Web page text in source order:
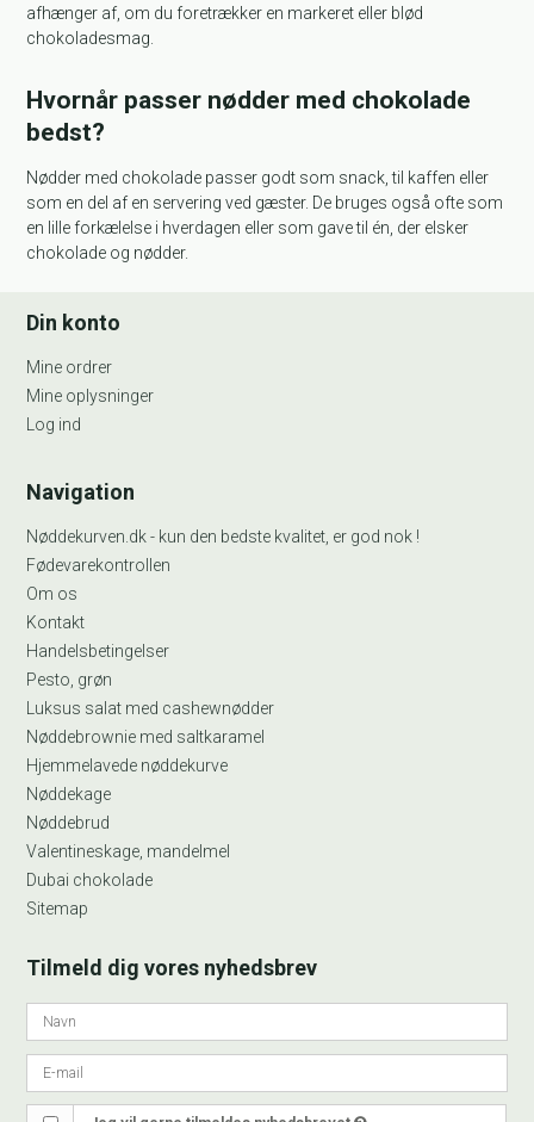
afhænger af, om du foretrækker en markeret eller blød
chokoladesmag.
Hvornår passer nødder med chokolade
bedst?
Nødder med chokolade passer godt som snack, til kaffen eller
som en del af en servering ved gæster. De bruges også ofte som
en lille forkælelse i hverdagen eller som gave til én, der elsker
chokolade og nødder.
Din konto
Mine ordrer
Mine oplysninger
Log ind
Navigation
Nøddekurven.dk - kun den bedste kvalitet, er god nok !
Fødevarekontrollen
Om os
Kontakt
Handelsbetingelser
Pesto, grøn
Luksus salat med cashewnødder
Nøddebrownie med saltkaramel
Hjemmelavede nøddekurve
Nøddekage
Nøddebrud
Valentineskage, mandelmel
Dubai chokolade
Sitemap
Tilmeld dig vores nyhedsbrev